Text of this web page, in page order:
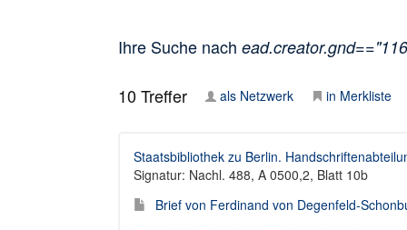
Ihre Suche nach
10Treffer als Netzwerk in Merkliste
Staatsbibliothek zu Berlin.
Signatur: Nachl. 488, A 0500,2, Blatt 10b
Brief von Ferdinand von Degenfeld-